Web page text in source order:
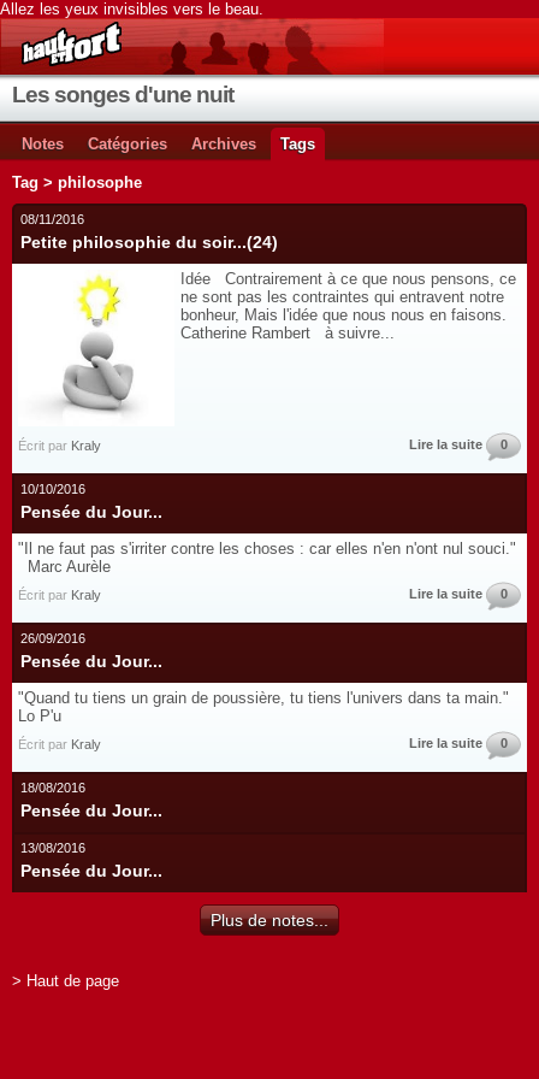
Allez les yeux invisibles vers le beau.
Les songes d'une nuit
Notes Catégories Archives Tags
Tag > philosophe
08/11/2016
Petite philosophie du soir...(24)
Idée Contrairement à ce que nous pensons, ce
ne sont pas les contraintes qui entravent notre
bonheur, Mais l'idée que nous nous en faisons.
Catherine Rambert à suivre...
Écrit par Kraly Lire la suite 0
10/10/2016
Pensée du Jour...
"Il ne faut pas s'irriter contre les choses : car elles n'en n'ont nul souci."
Marc Aurèle
Écrit par Kraly Lire la suite 0
26/09/2016
Pensée du Jour...
"Quand tu tiens un grain de poussière, tu tiens l'univers dans ta main."
Lo P'u
Écrit par Kraly Lire la suite 0
18/08/2016
Pensée du Jour...
13/08/2016
Pensée du Jour...
Plus de notes...
> Haut de page